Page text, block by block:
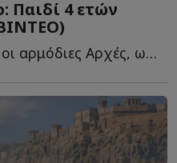
Παιδί 4 ετών
Άμεσα κινητοποιήθηκαν οι αρμόδιες Αρχές, ωστόσο, παρά τ...